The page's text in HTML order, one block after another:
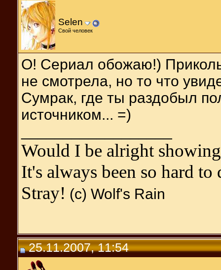
Selen
Свой человек
О! Сериал обожаю!)
не смотрела, но то что
Сумрак, где ты раздобыл
источником... =)
Would I be alright
It's always been so hard to
Stray! (с) Wolf's Rain
25.11.2007, 11:54